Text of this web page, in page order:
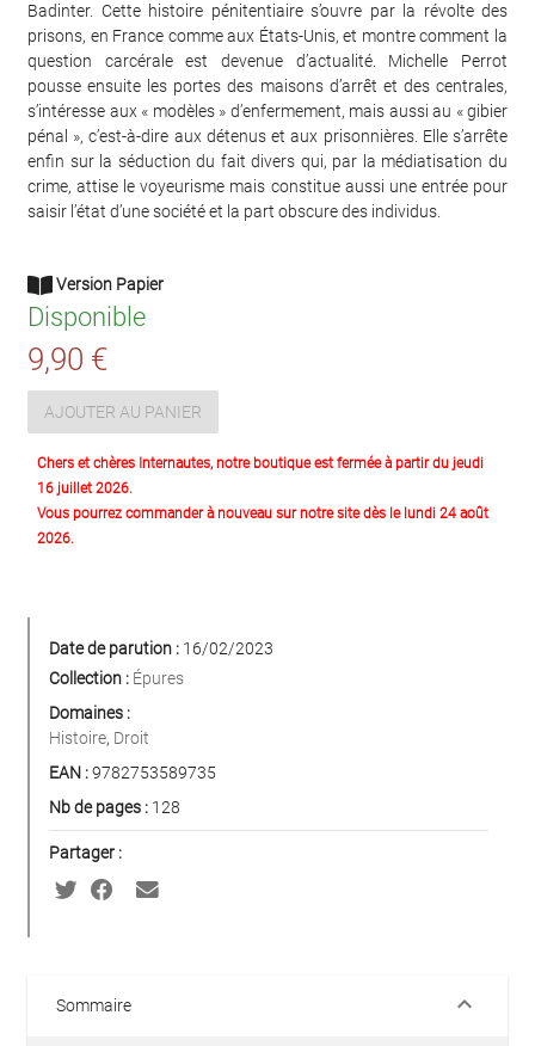
Badinter. Cette histoire pénitentiaire s’ouvre par la révolte des
prisons, en France comme aux États-Unis, et montre comment la
question carcérale est devenue d’actualité. Michelle Perrot
pousse ensuite les portes des maisons d’arrêt et des centrales,
s’intéresse aux « modèles » d’enfermement, mais aussi au « gibier
pénal », c’est-à-dire aux détenus et aux prisonnières. Elle s’arrête
enfin sur la séduction du fait divers qui, par la médiatisation du
crime, attise le voyeurisme mais constitue aussi une entrée pour
saisir l’état d’une société et la part obscure des individus.
Version Papier
Disponible
9,90 €
AJOUTER AU PANIER
Chers et chères Internautes, notre boutique est fermée à partir du jeudi
16 juillet 2026.
Vous pourrez commander à nouveau sur notre site dès le lundi 24 août
2026.
Date de parution : 16/02/2023
Collection : Épures
Domaines :
Histoire, Droit
EAN :9782753589735
Nb de pages : 128
Partager :
Sommaire keyboard_arrow_down